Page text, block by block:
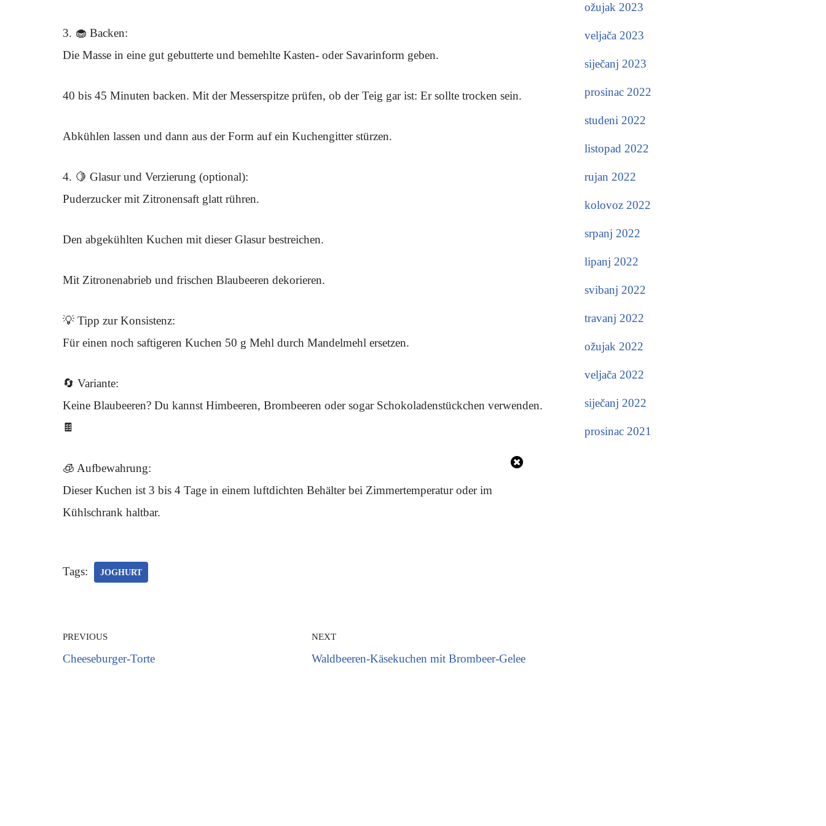
3. 🧁 Backen:
Die Masse in eine gut gebutterte und bemehlte Kasten- oder Savarinform geben.
40 bis 45 Minuten backen. Mit der Messerspitze prüfen, ob der Teig gar ist: Er sollte trocken sein.
Abkühlen lassen und dann aus der Form auf ein Kuchengitter stürzen.
4. 🍋 Glasur und Verzierung (optional):
Puderzucker mit Zitronensaft glatt rühren.
Den abgekühlten Kuchen mit dieser Glasur bestreichen.
Mit Zitronenabrieb und frischen Blaubeeren dekorieren.
💡 Tipp zur Konsistenz:
Für einen noch saftigeren Kuchen 50 g Mehl durch Mandelmehl ersetzen.
🔄 Variante:
Keine Blaubeeren? Du kannst Himbeeren, Brombeeren oder sogar Schokoladenstückchen verwenden.
🍫
🧊 Aufbewahrung:
Dieser Kuchen ist 3 bis 4 Tage in einem luftdichten Behälter bei Zimmertemperatur oder im
Kühlschrank haltbar.
Tags: JOGHURT
PREVIOUS
Cheeseburger-Torte
NEXT
Waldbeeren-Käsekuchen mit Brombeer-Gelee
ožujak 2023
veljača 2023
siječanj 2023
prosinac 2022
studeni 2022
listopad 2022
rujan 2022
kolovoz 2022
srpanj 2022
lipanj 2022
svibanj 2022
travanj 2022
ožujak 2022
veljača 2022
siječanj 2022
prosinac 2021